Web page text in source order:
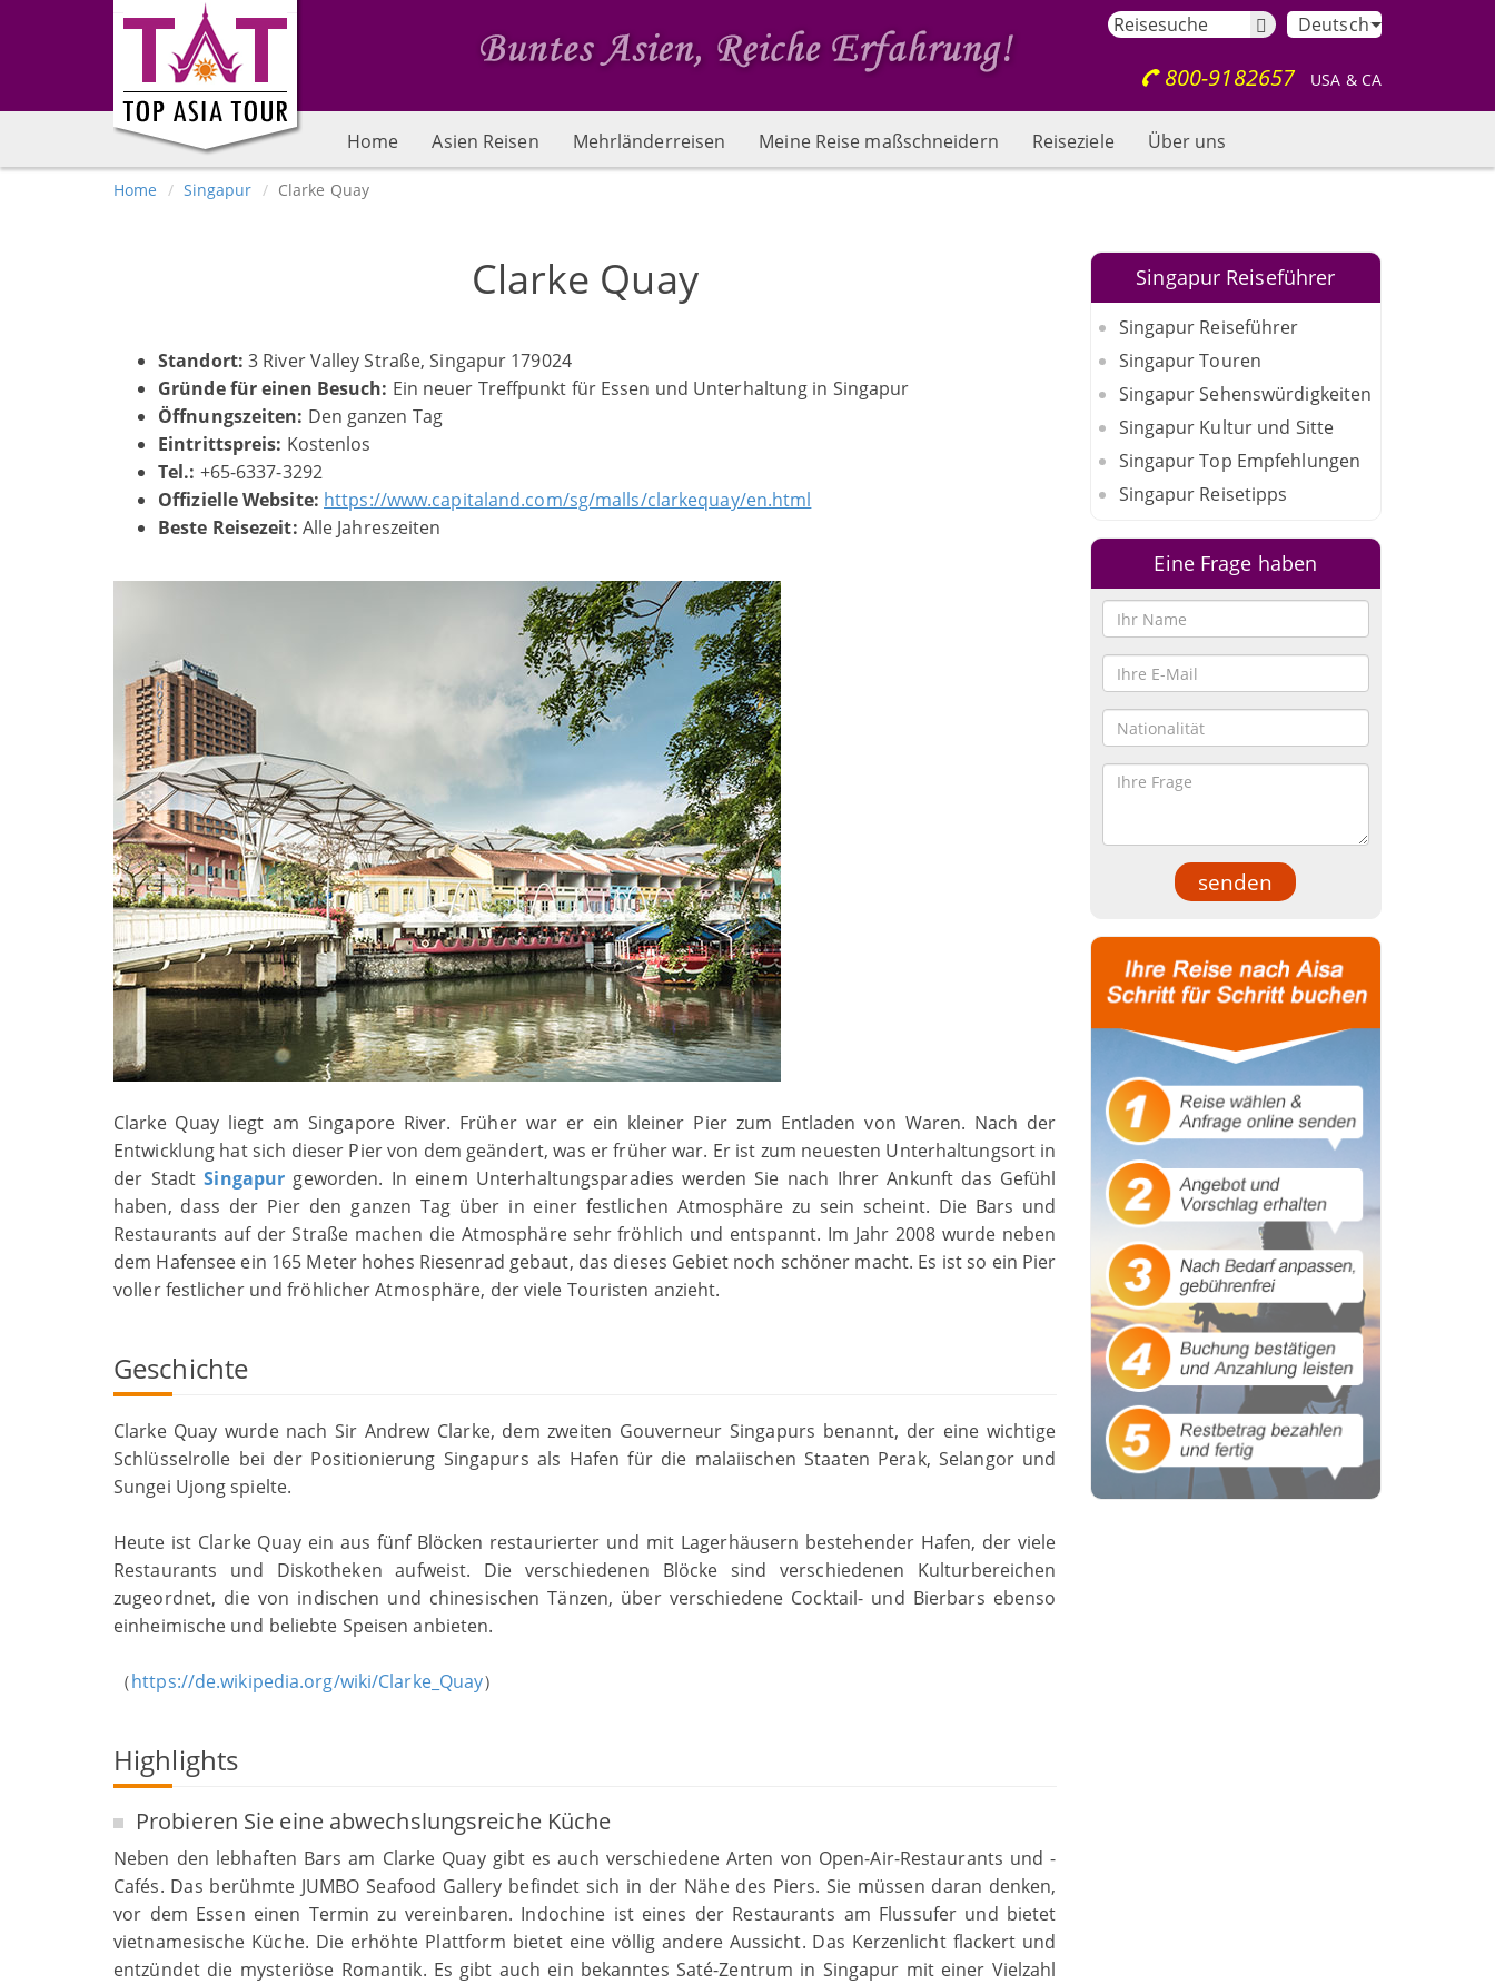
Deutsch
800-9182657 USA & CA
Home Asien Reisen Mehrländerreisen Meine Reise maßschneidern Reiseziele Über uns
Home Singapur Clarke Quay
Clarke Quay
Standort: 3 River Valley Straße, Singapur 179024
Gründe für einen Besuch: Ein neuer Treffpunkt für Essen und Unterhaltung in Singapur
Öffnungszeiten: Den ganzen Tag
Eintrittspreis: Kostenlos
Tel.: +65-6337-3292
Offizielle Website: https://www.capitaland.com/sg/malls/clarkequay/en.html
Beste Reisezeit: Alle Jahreszeiten
Clarke Quay liegt am Singapore River. Früher war er ein kleiner Pier zum Entladen von Waren. Nach der
Entwicklung hat sich dieser Pier von dem geändert, was er früher war. Er ist zum neuesten Unterhaltungsort in
der StadtSingapur geworden. In einem Unterhaltungsparadies werden Sie nach Ihrer Ankunft das Gefühl
haben, dass der Pier den ganzen Tag über in einer festlichen Atmosphäre zu sein scheint. Die Bars und
Restaurants auf der Straße machen die Atmosphäre sehr fröhlich und entspannt. Im Jahr 2008 wurde neben
dem Hafensee ein 165 Meter hohes Riesenrad gebaut, das dieses Gebiet noch schöner macht. Es ist so ein Pier
voller festlicher und fröhlicher Atmosphäre, der viele Touristen anzieht.
Geschichte
Clarke Quay wurde nach Sir Andrew Clarke, dem zweiten Gouverneur Singapurs benannt, der eine wichtige
Schlüsselrolle bei der Positionierung Singapurs als Hafen für die malaiischen Staaten Perak, Selangor und
Sungei Ujong spielte.
Heute ist Clarke Quay ein aus fünf Blöcken restaurierter und mit Lagerhäusern bestehender Hafen, der viele
Restaurants und Diskotheken aufweist. Die verschiedenen Blöcke sind verschiedenen Kulturbereichen
zugeordnet, die von indischen und chinesischen Tänzen, über verschiedene Cocktail- und Bierbars ebenso
einheimische und beliebte Speisen anbieten.
（https://de.wikipedia.org/wiki/Clarke_Quay）
Highlights
Probieren Sie eine abwechslungsreiche Küche
Neben den lebhaften Bars am Clarke Quay gibt es auch verschiedene Arten von Open-Air-Restaurants und -
Cafés. Das berühmte JUMBO Seafood Gallery befindet sich in der Nähe des Piers. Sie müssen daran denken,
vor dem Essen einen Termin zu vereinbaren. Indochine ist eines der Restaurants am Flussufer und bietet
vietnamesische Küche. Die erhöhte Plattform bietet eine völlig andere Aussicht. Das Kerzenlicht flackert und
entzündet die mysteriöse Romantik. Es gibt auch ein bekanntes Saté-Zentrum in Singapur mit einer Vielzahl
Singapur Reiseführer
Singapur Reiseführer
Singapur Touren
Singapur Sehenswürdigkeiten
Singapur Kultur und Sitte
Singapur Top Empfehlungen
Singapur Reisetipps
Eine Frage haben
senden